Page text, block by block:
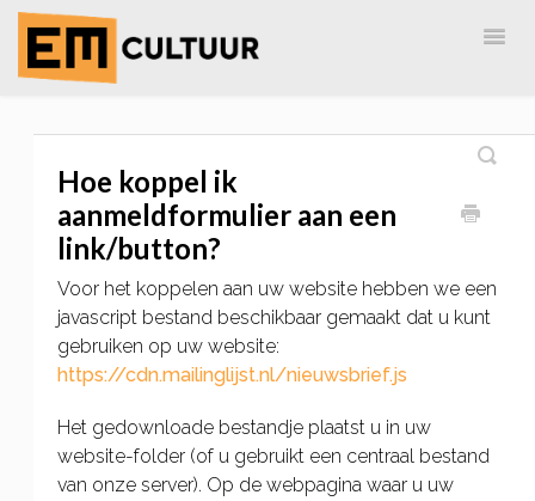
Hoe koppel ik
aanmeldformulier aan een
link/button?
Voor het koppelen aan uw website hebben we een
javascript bestand beschikbaar gemaakt dat u kunt
gebruiken op uw website:
https://cdn.mailinglijst.nl/nieuwsbrief.js
Het gedownloade bestandje plaatst u in uw
website-folder (of u gebruikt een centraal bestand
van onze server). Op de webpagina waar u uw